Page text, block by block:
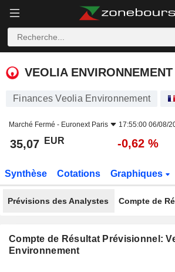
VEOLIA ENVIRONNEMENT
VEOLIA ENVIRONNEMENT
Finances Veolia Environnement
Marché Fermé - Euronext Paris 17:55:00 06/08/
35,07 EUR -0,62 %
Synthèse Cotations Graphiques
Prévisions des Analystes Compte de
Compte de Résultat Prévisionnel:
Environnement